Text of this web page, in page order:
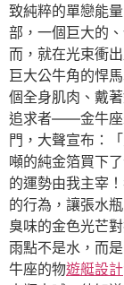
致純粹的單戀能
部，一個巨大的
而，就在光束衝
巨大公牛角的悍
個全身肌肉、戴
追求者——金牛座
門，大聲宣布：
噸的純金箔買下
的運勢由我主宰
的行為，讓張水
臭味的金色光芒
雨點不是水，而
牛座的物遊艇設計